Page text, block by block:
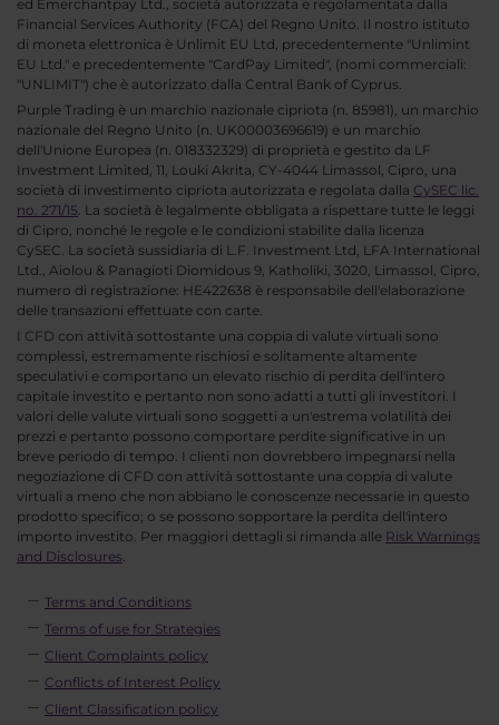
ed Emerchantpay Ltd., società autorizzata e regolamentata dalla
Financial Services Authority (FCA) del Regno Unito. Il nostro istituto
di moneta elettronica è Unlimit EU Ltd, precedentemente "Unlimint
EU Ltd." e precedentemente "CardPay Limited", (nomi commerciali:
"UNLIMIT") che è autorizzato dalla Central Bank of Cyprus.
Purple Trading è un marchio nazionale cipriota (n. 85981), un marchio
nazionale del Regno Unito (n. UK00003696619) e un marchio
dell'Unione Europea (n. 018332329) di proprietà e gestito da LF
Investment Limited, 11, Louki Akrita, CY-4044 Limassol, Cipro, una
società di investimento cipriota autorizzata e regolata dalla CySEC lic.
no. 271/15. La società è legalmente obbligata a rispettare tutte le leggi
di Cipro, nonché le regole e le condizioni stabilite dalla licenza
CySEC. La società sussidiaria di L.F. Investment Ltd, LFA International
Ltd., Aiolou & Panagioti Diomidous 9, Katholiki, 3020, Limassol, Cipro,
numero di registrazione: HE422638 è responsabile dell'elaborazione
delle transazioni effettuate con carte.
I CFD con attività sottostante una coppia di valute virtuali sono
complessi, estremamente rischiosi e solitamente altamente
speculativi e comportano un elevato rischio di perdita dell'intero
capitale investito e pertanto non sono adatti a tutti gli investitori. I
valori delle valute virtuali sono soggetti a un'estrema volatilità dei
prezzi e pertanto possono comportare perdite significative in un
breve periodo di tempo. I clienti non dovrebbero impegnarsi nella
negoziazione di CFD con attività sottostante una coppia di valute
virtuali a meno che non abbiano le conoscenze necessarie in questo
prodotto specifico; o se possono sopportare la perdita dell'intero
importo investito. Per maggiori dettagli si rimanda alle Risk Warnings
and Disclosures.
Terms and Conditions
Terms of use for Strategies
Client Complaints policy
Conflicts of Interest Policy
Client Classification policy